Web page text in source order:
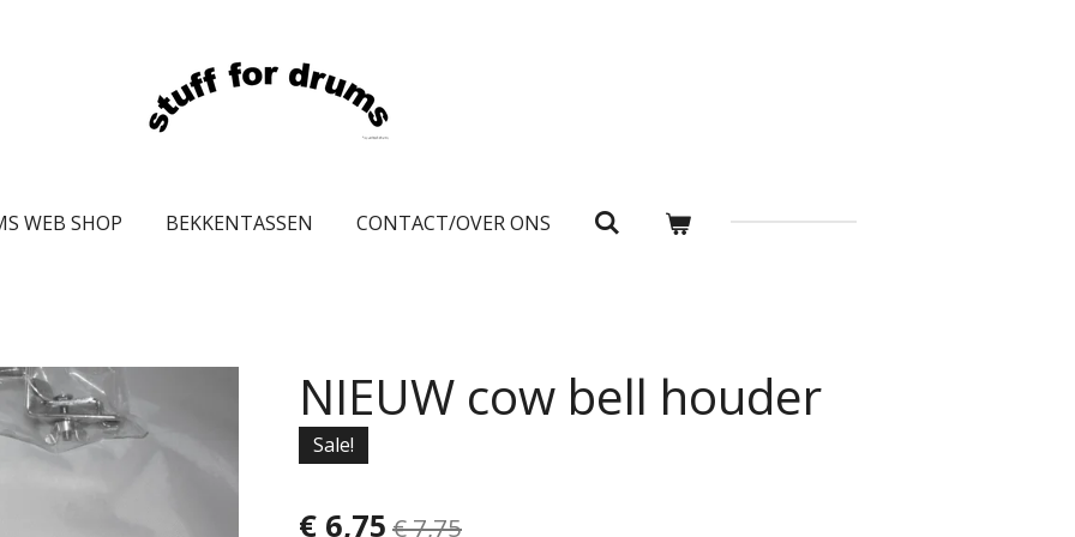
WEB SHOP BEKKENTASSEN CONTACT/OVER ONS
NIEUW cow bell houder
Sale!
€ 6,75 € 7,75